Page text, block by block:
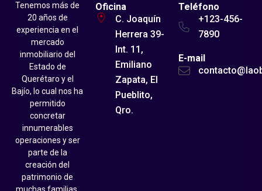
Tenemos más de
20 años de
experiencia en el
mercado
inmobiliario del
Estado de
Querétaro y el
Bajío, lo cual nos ha
permitido
concretar
innumerables
operaciones y ser
parte de la
creación del
patrimonio de
Oficina
C. Joaquín
Herrera 39-
Int. 11,
Emiliano
Zapata, El
Pueblito,
Qro.
Teléfono
+123-456-
7890
E-mail